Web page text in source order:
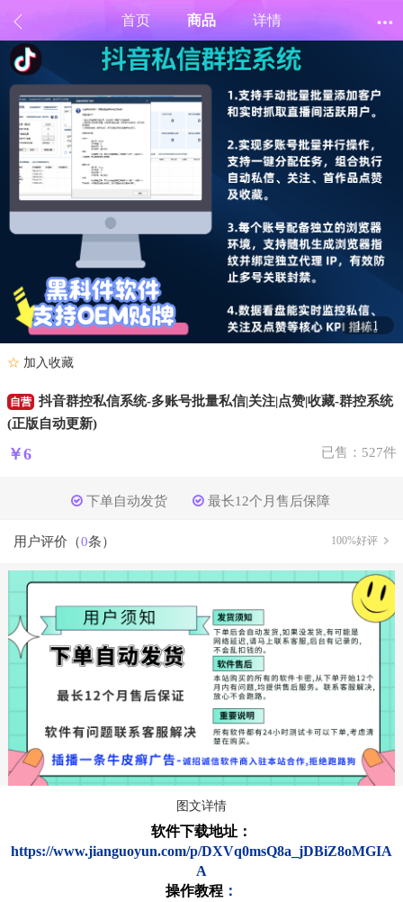
首页 商品 详情
1/1
☆ 加入收藏
自营
抖音群控私信系统-多账号批量私信|关注|点赞|收藏-群控系统
(正版自动更新)
￥6 已售：527件
下单自动发货 最长12个月售后保障
用户评价（0条） 100%好评
图文详情
软件下载地址：
https://www.jianguoyun.com/p/DXVq0msQ8a_jDBiZ8oMGIA
A
操作教程 ：